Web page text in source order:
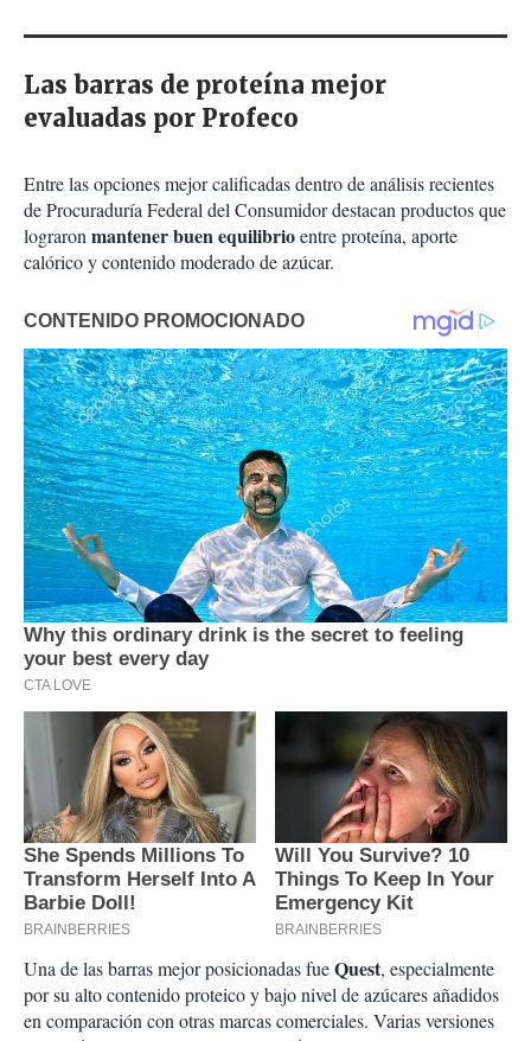
Las barras de proteína mejor
evaluadas por Profeco
Entre las opciones mejor calificadas dentro de análisis recientes
de Procuraduría Federal del Consumidor destacan productos que
lograronmantener buen equilibrioentre proteína, aporte
calórico y contenido moderado de azúcar.
Una de las barras mejor posicionadas fueQuest, especialmente
por su alto contenido proteico y bajo nivel de azúcares añadidos
en comparación con otras marcas comerciales. Varias versiones